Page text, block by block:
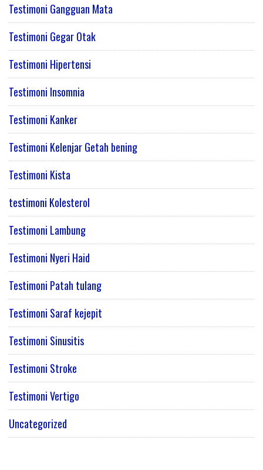
Testimoni Gangguan Mata
Testimoni Gegar Otak
Testimoni Hipertensi
Testimoni Insomnia
Testimoni Kanker
Testimoni Kelenjar Getah bening
Testimoni Kista
testimoni Kolesterol
Testimoni Lambung
Testimoni Nyeri Haid
Testimoni Patah tulang
Testimoni Saraf kejepit
Testimoni Sinusitis
Testimoni Stroke
Testimoni Vertigo
Uncategorized